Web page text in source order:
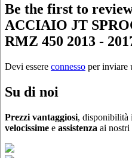
Be the first to
ACCIAIO JT
RMZ 450 2013 -
Devi essere connesso per inviare
Su di noi
Prezzi vantaggiosi, disponibilità
velocissime e assistenza ai nostri